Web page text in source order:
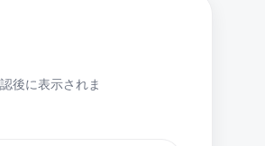
後に表示されま